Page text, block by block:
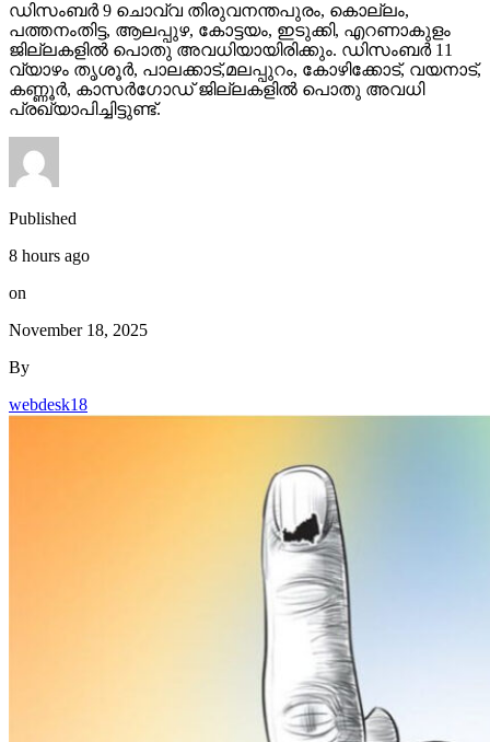
ഡിസംബര്‍ 9 ചൊവ്വ തിരുവനന്തപുരം, കൊല്ലം,
പത്തനംതിട്ട, ആലപ്പുഴ, കോട്ടയം, ഇടുക്കി, എറണാകുളം
ജില്ലകളില്‍ പൊതു അവധിയായിരിക്കും. ഡിസംബര്‍ 11
വ്യാഴം തൃശൂര്‍, പാലക്കാട്,മലപ്പുറം, കോഴിക്കോട്, വയനാട്,
കണ്ണൂര്‍, കാസര്‍ഗോഡ് ജില്ലകളില്‍ പൊതു അവധി
പ്രഖ്യാപിച്ചിട്ടുണ്ട്.
Published
8 hours ago
on
November 18, 2025
By
webdesk18